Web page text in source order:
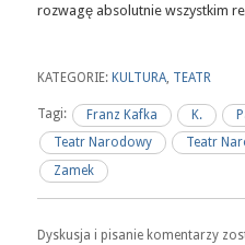
rozwagę absolutnie wszystkim
KATEGORIE: KULTURA, TEATR
Tagi: Franz Kafka K.
Teatr Narodowy
Teatr
Zamek
Dyskusja i pisanie komentarzy